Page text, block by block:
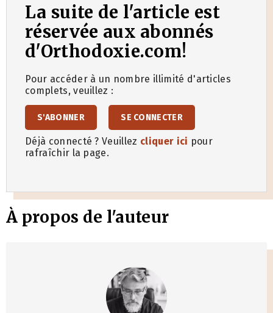
La suite de l'article est
réservée aux abonnés
d'Orthodoxie.com!
Pour accéder à un nombre illimité d'articles
complets, veuillez :
S'ABONNER SE CONNECTER
Déjà connecté ? Veuillez cliquer ici pour
rafraîchir la page.
À propos de l'auteur